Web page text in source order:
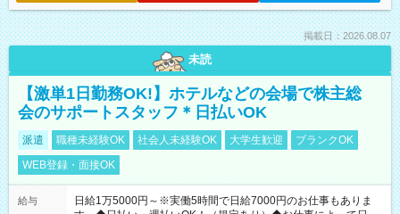
掲載日：2026.08.07
未読
【激単1日勤務OK!】ホテルなどの会場で株主総
会のサポートスタッフ＊日払いOK
派遣 職種未経験OK 社会人未経験OK 大学生歓迎
ブランクOK
WEB登録・面接OK
給与
日給1万5000円～※実働5時間で日給7000円のお仕事もありま